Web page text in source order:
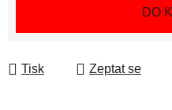
DO
Tisk Zeptat se